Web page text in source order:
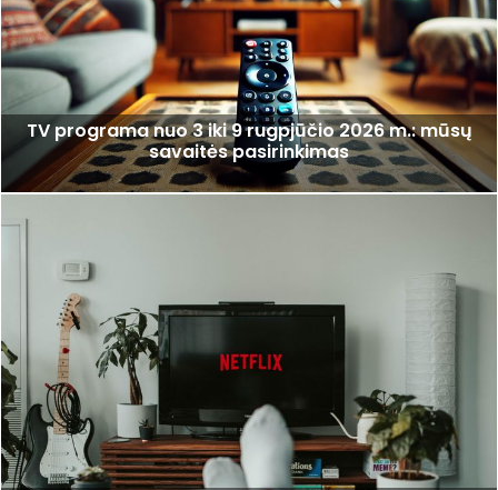
TV programa nuo 3 iki 9 rugpjūčio 2026 m.: mūsų
savaitės pasirinkimas